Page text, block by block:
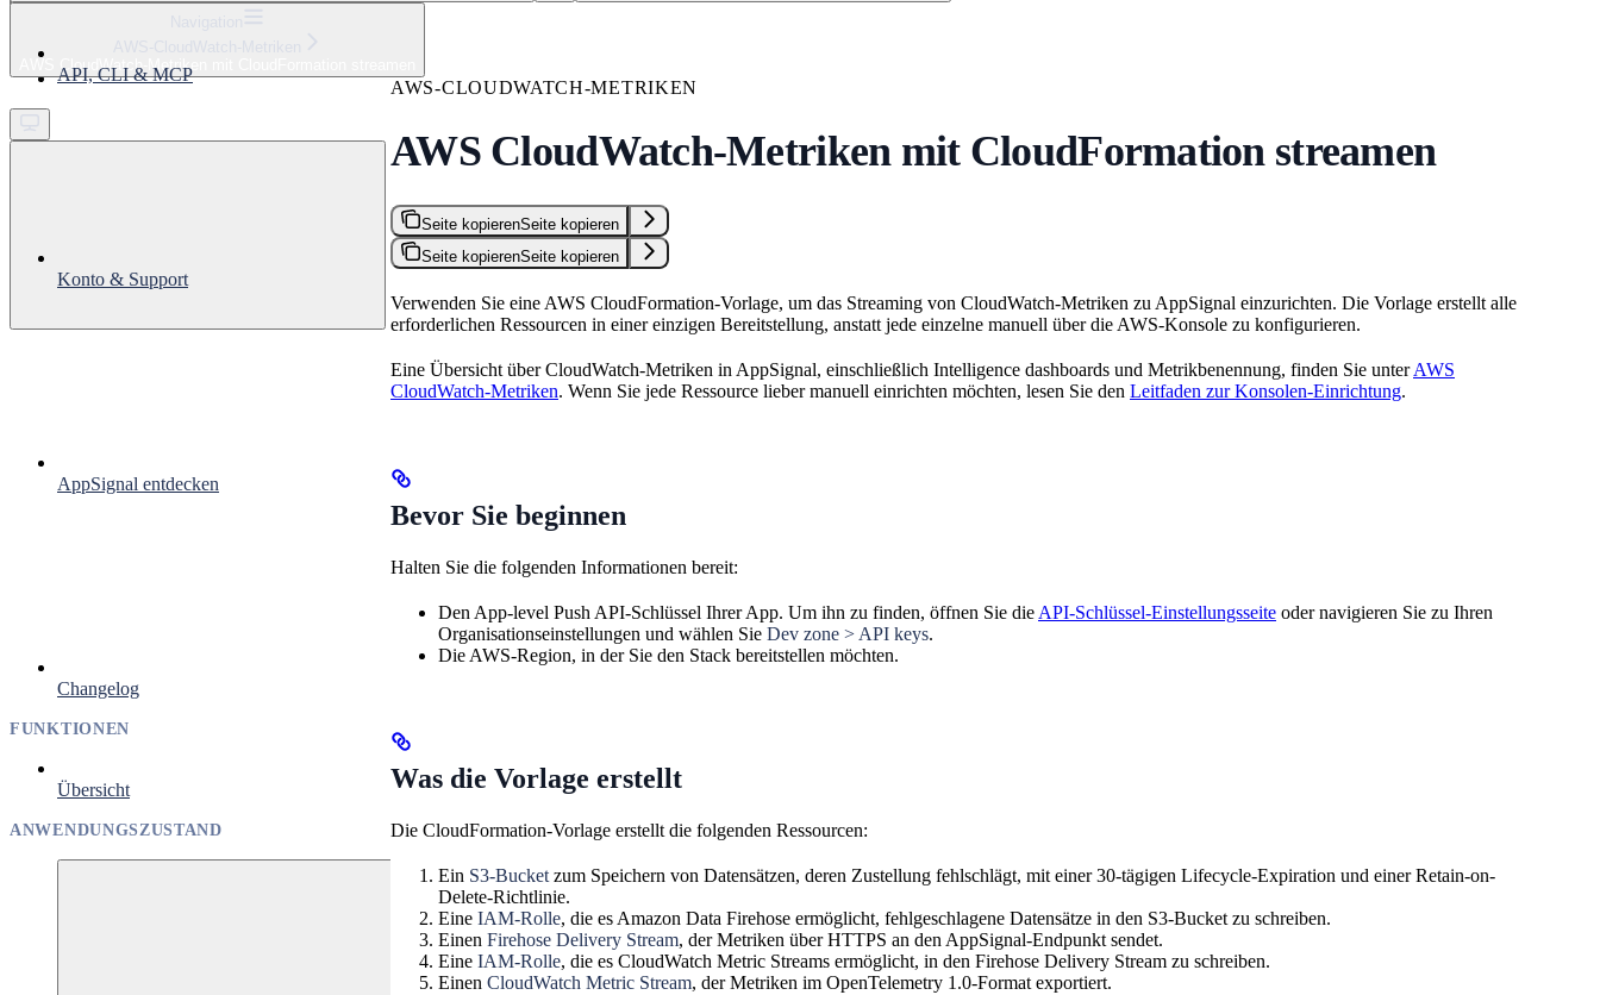
Get started
AWS CloudWatch-Metriken mit CloudFormation streamen
API, CLI & MCP
Konto & Support
AppSignal entdecken
Changelog
FUNKTIONEN
Übersicht
ANWENDUNGSZUSTAND
AWS-CLOUDWATCH-METRIKEN
AWS CloudWatch-Metriken mit CloudFormation streamen
Seite kopierenSeite kopieren
Seite kopierenSeite kopieren
Verwenden Sie eine AWS CloudFormation-Vorlage, um das Streaming von CloudWatch-Metriken zu AppSignal einzurichten. Die Vorlage erstellt alle
erforderlichen Ressourcen in einer einzigen Bereitstellung, anstatt jede einzelne manuell über die AWS-Konsole zu konfigurieren.
Eine Übersicht über CloudWatch-Metriken in AppSignal, einschließlich Intelligence dashboards und Metrikbenennung, finden Sie unterAWS
CloudWatch-Metriken. Wenn Sie jede Ressource lieber manuell einrichten möchten, lesen Sie den Leitfaden zur Konsolen-Einrichtung.
Bevor Sie beginnen
Halten Sie die folgenden Informationen bereit:
Den App-level Push API-Schlüssel Ihrer App. Um ihn zu finden, öffnen Sie die API-Schlüssel-Einstellungsseite oder navigieren Sie zu Ihren
Organisationseinstellungen und wählen Sie Dev zone > API keys.
Die AWS-Region, in der Sie den Stack bereitstellen möchten.
Was die Vorlage erstellt
Die CloudFormation-Vorlage erstellt die folgenden Ressourcen:
Ein S3-Bucketzum Speichern von Datensätzen, deren Zustellung fehlschlägt, mit einer 30-tägigen Lifecycle-Expiration und einer Retain-on-
Delete-Richtlinie.
Eine IAM-Rolle, die es Amazon Data Firehose ermöglicht, fehlgeschlagene Datensätze in den S3-Bucket zu schreiben.
Einen Firehose Delivery Stream, der Metriken über HTTPS an den AppSignal-Endpunkt sendet.
Eine IAM-Rolle, die es CloudWatch Metric Streams ermöglicht, in den Firehose Delivery Stream zu schreiben.
Einen CloudWatch Metric Stream, der Metriken im OpenTelemetry 1.0-Format exportiert.